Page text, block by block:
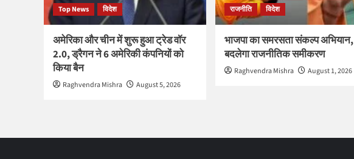
Top News विदेश
अमेरिका और चीन में शुरू हुआ ट्रेड वॉर
2.0, ड्रैगन ने 6 अमेरिकी कंपनियों को
किया बैन
Raghvendra Mishra August 5, 2026
राजनीति
विदेश
भाजपा का समरसता संकल्प अभियान,
बदलेगा राजनीतिक समीकरण
Raghvendra Mishra August 1, 2026